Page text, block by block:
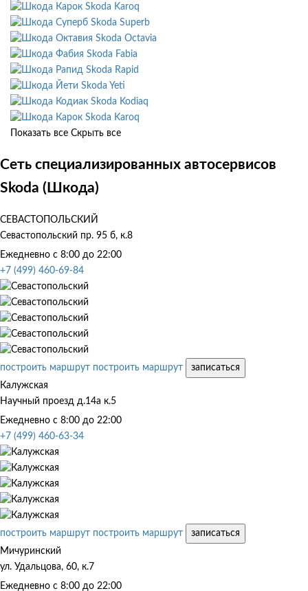
Skoda Karoq
Skoda Superb
Skoda Octavia
Skoda Fabia
Skoda Rapid
Skoda Yeti
Skoda Kodiaq
Skoda Karoq
Показать все Скрыть все
Сеть специализированных автосервисов
Skoda (Шкода)
СЕВАСТОПОЛЬСКИЙ
Севастопольский пр. 95 б, к.8
Ежедневно с 8:00 до 22:00
+7 (499) 460-69-84
построить маршрут построить маршрут
записаться
Калужская
Научный проезд д.14а к.5
Ежедневно с 8:00 до 22:00
+7 (499) 460-63-34
построить маршрут построить маршрут
записаться
Мичуринский
ул. Удальцова, 60, к.7
Ежедневно с 8:00 до 22:00